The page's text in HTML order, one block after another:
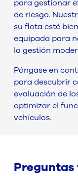
para gestionar
de riesgo.
su flota esté
equipada para
la gestión
Póngase en
para descubrir
evaluación de
optimizar el
vehículos.